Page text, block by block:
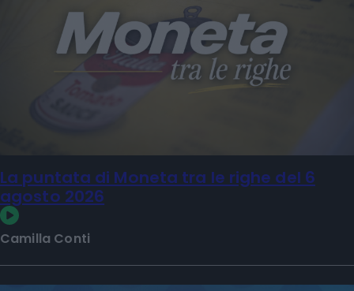
La puntata di Moneta tra le righe del 6
agosto 2026
Camilla Conti